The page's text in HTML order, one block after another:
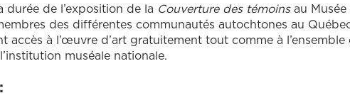
durée de l’exposition de la Couverture des témoinsau Musée
des différentes communautés autochtones au
accès à l’œuvre d’art gratuitement tout comme à l’ensemble
muséale nationale.